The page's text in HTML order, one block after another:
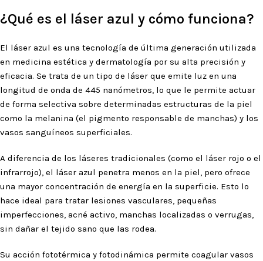
¿Qué es el láser azul y cómo funciona?
El láser azul es una tecnología de última generación utilizada
en medicina estética y dermatología por su alta precisión y
eficacia. Se trata de un tipo de láser que emite luz en una
longitud de onda de 445 nanómetros, lo que le permite actuar
de forma selectiva sobre determinadas estructuras de la piel
como la melanina (el pigmento responsable de manchas) y los
vasos sanguíneos superficiales.
A diferencia de los láseres tradicionales (como el láser rojo o el
infrarrojo), el láser azul penetra menos en la piel, pero ofrece
una mayor concentración de energía en la superficie. Esto lo
hace ideal para tratar lesiones vasculares, pequeñas
imperfecciones, acné activo, manchas localizadas o verrugas,
sin dañar el tejido sano que las rodea.
Su acción fototérmica y fotodinámica permite coagular vasos